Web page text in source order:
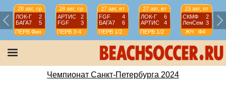
28 авг, ср
ЛОК-Г
2
БАГА7
5
ПЕРВ Фин
28 авг, ср
АРТИС
2
FGF
3
ПЕРВ 3-4
27 авг, вт
FGF
4
БАГА7
6
ПЕРВ 1/2
27 авг, вт
ЛОК-Г
6
АРТИС
4
ПЕРВ 1/2
23 авг, пт
СКМФ
2
ЛенСем 3
ЖЧ
Ф4
Чемпионат Санкт-Петербурга 2024